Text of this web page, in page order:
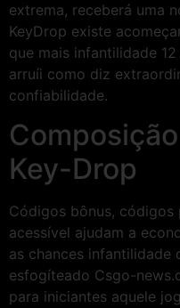
extrema, receberá uma
KeyDrop existe
que mais infantilidade
arruíi como diz
confiabilidade.
Key-Drop
Códigos bônus,
acessível ajudam a
as chances infantilidade
esfogíteado Csgo-
para iniciantes aquele